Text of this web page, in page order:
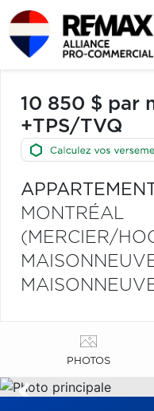
10 850 $ par
+TPS/TVQ
MONTRÉAL
(MERCIER/
PHOTOS